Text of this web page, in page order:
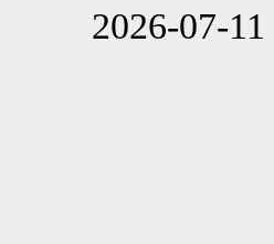
2026-07-11